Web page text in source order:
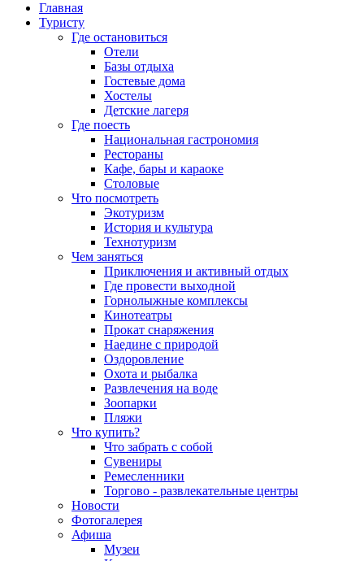
Главная
Туристу
Где остановиться
Отели
Базы отдыха
Гостевые дома
Хостелы
Детские лагеря
Где поесть
Национальная гастрономия
Рестораны
Кафе, бары и караоке
Столовые
Что посмотреть
Экотуризм
История и культура
Технотуризм
Чем заняться
Приключения и активный отдых
Где провести выходной
Горнолыжные комплексы
Кинотеатры
Прокат снаряжения
Наедине с природой
Оздоровление
Охота и рыбалка
Развлечения на воде
Зоопарки
Пляжи
Что купить?
Что забрать с собой
Сувениры
Ремесленники
Торгово - развлекательные центры
Новости
Фотогалерея
Афиша
Музеи